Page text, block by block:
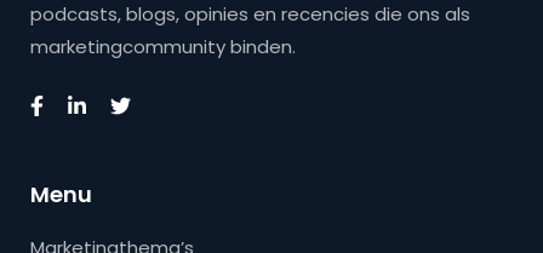
podcasts, blogs, opinies en recencies die ons als
marketingcommunity binden.
Menu
Marketingthema’s